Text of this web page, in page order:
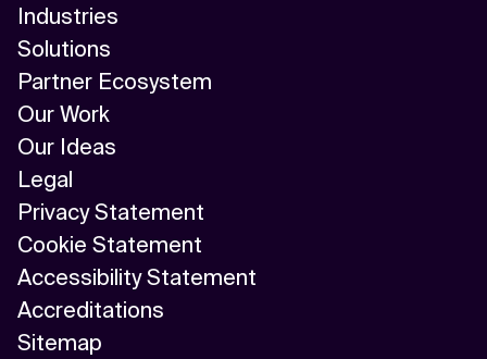
Industries
Solutions
Partner Ecosystem
Our Work
Our Ideas
Legal
Privacy Statement
Cookie Statement
Accessibility Statement
Accreditations
Sitemap